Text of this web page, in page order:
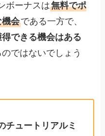
ボーナスは無料でポ
機会である一方で、
できる機会はある
ではないでしょう
チュートリアルミ